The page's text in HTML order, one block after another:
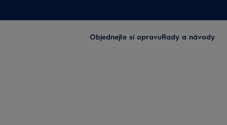
Objednejte si opravuRady a návody